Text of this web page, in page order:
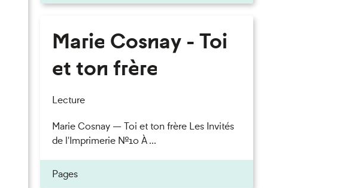
Marie Cosnay - Toi
et ton frère
Lecture
Marie Cosnay — Toi et ton frère Les Invités
de l'Imprimerie n°10 À ...
Pages